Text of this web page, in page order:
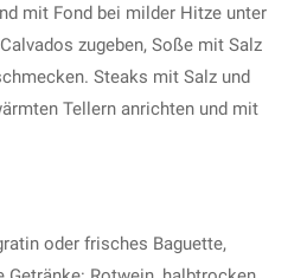
mit Fond bei milder Hitze unter
zugeben, Soße mit Salz
Steaks mit Salz und
Tellern anrichten und mit
oder frisches Baguette,